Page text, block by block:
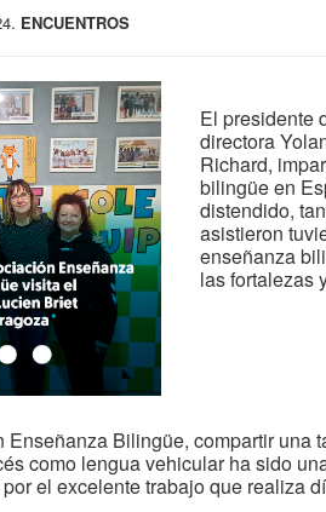
ENCUENTROS
El presidente
directora
Richard,
bilingüe en
distendido,
asistieron
enseñanza
las fortalezas
Enseñanza Bilingüe, compartir una
como lengua vehicular ha sido
el excelente trabajo que realiza